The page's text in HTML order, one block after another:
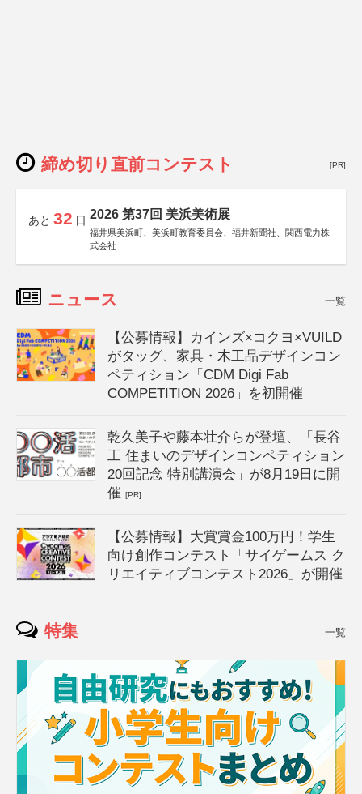
締め切り直前コンテスト [PR]
あと 32 日 2026 第37回 美浜美術展
福井県美浜町、美浜町教育委員会、福井新聞社、関西電力株
式会社
ニュース 一覧
【公募情報】カインズ×コクヨ×VUILD
がタッグ、家具・木工品デザインコン
ペティション「CDM Digi Fab
COMPETITION 2026」を初開催
乾久美子や藤本壮介らが登壇、「長谷
工 住まいのデザインコンペティション
20回記念 特別講演会」が8月19日に開
催[PR]
【公募情報】大賞賞金100万円！学生
向け創作コンテスト「サイゲームス ク
リエイティブコンテスト2026」が開催
特集 一覧